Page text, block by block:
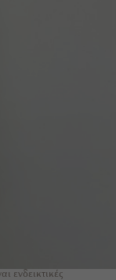
ενδεικτικές